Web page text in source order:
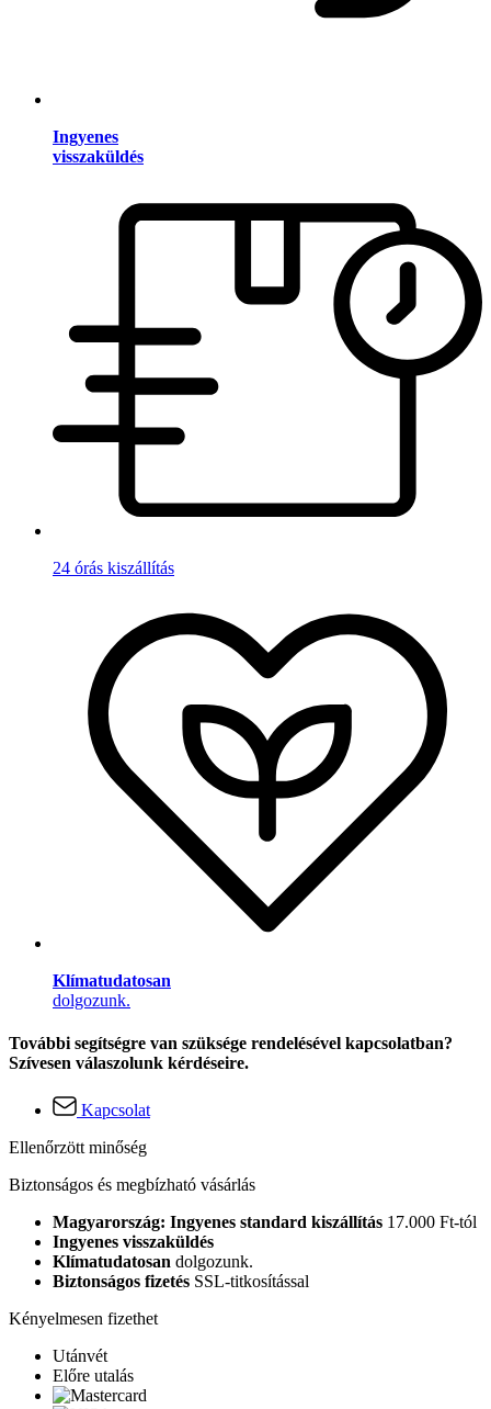
Ingyenes
visszaküldés
24 órás kiszállítás
Klímatudatosan
dolgozunk.
További segítségre van szüksége rendelésével kapcsolatban?
Szívesen válaszolunk kérdéseire.
Kapcsolat
Ellenőrzött minőség
Biztonságos és megbízható vásárlás
Magyarország: Ingyenes standard kiszállítás 17.000 Ft-tól
Ingyenes visszaküldés
Klímatudatosan dolgozunk.
Biztonságos fizetés SSL-titkosítással
Kényelmesen fizethet
Utánvét
Előre utalás